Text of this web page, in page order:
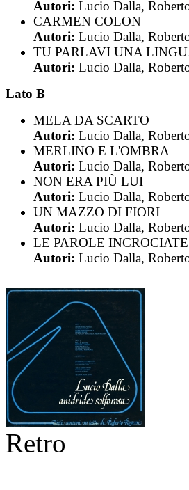
Autori: Lucio Dalla,
CARMEN COLON
Autori: Lucio Dalla,
TU PARLAVI UNA
Autori: Lucio Dalla,
Lato B
MELA DA SCARTO
Autori: Lucio Dalla,
MERLINO E L'OMBRA
Autori: Lucio Dalla,
NON ERA PIÙ LUI
Autori: Lucio Dalla,
UN MAZZO DI FIORI
Autori: Lucio Dalla,
LE PAROLE INCROCIATE
Autori: Lucio Dalla,
Retro